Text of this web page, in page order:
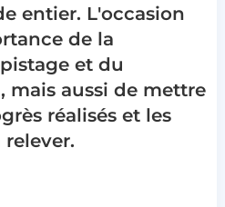
entier. L'occasion
de la
et du
mais aussi de mettre
réalisés et les